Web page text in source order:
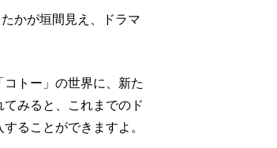
かが垣間見え、ドラマ
トー」の世界に、新た
みると、これまでのド
ることができますよ。